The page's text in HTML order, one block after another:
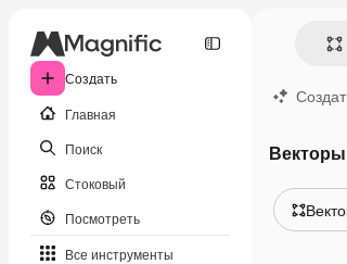
Создать
Главная
Поиск
Стоковый
Посмотреть
Все инструменты